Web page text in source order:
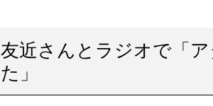
友近さんとラジオで「
た」